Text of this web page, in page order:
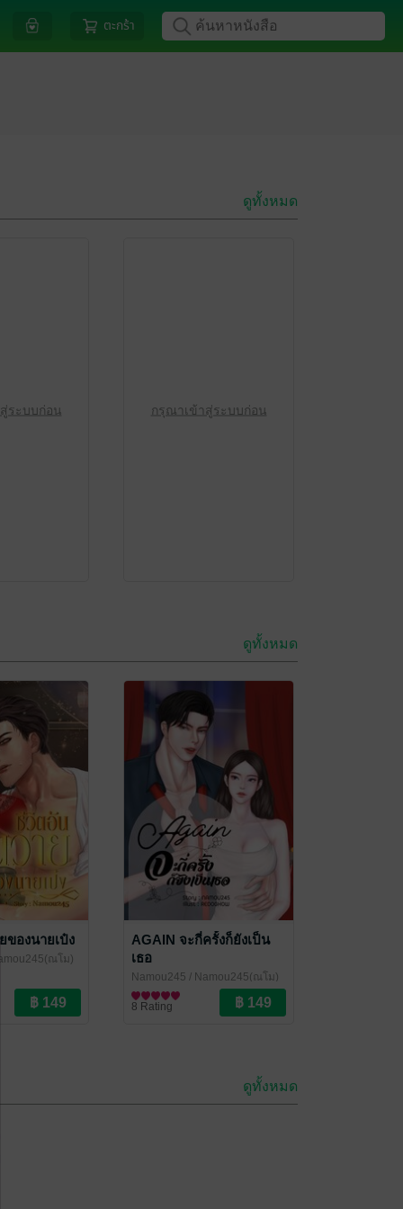
ตะกร้า
ดูทั้งหมด
ระบบก่อน กรุณาเข้าสู่ระบบก่อน
ดูทั้งหมด
ของนายเป๋ง
ณโม)
AGAIN จะกี่ครั้งก็ยังเป็น
เธอ
Namou245 / Namou245(ณโม)
นิยายโรมานซ์
8 Rating
ดูทั้งหมด